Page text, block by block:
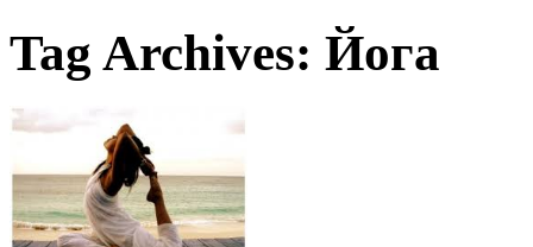
Tag Archives: Йога